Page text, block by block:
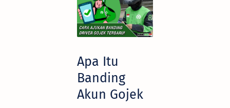
Apa Itu
Banding
Akun Gojek